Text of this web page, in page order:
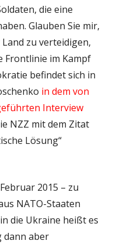
die eine
Glauben Sie mir,
zu verteidigen,
Frontlinie im Kampf
befindet sich in
in dem von
Interview
NZZ mit dem Zitat
Lösung“
2015 – zu
NATO-Staaten
die Ukraine heißt es
dann aber